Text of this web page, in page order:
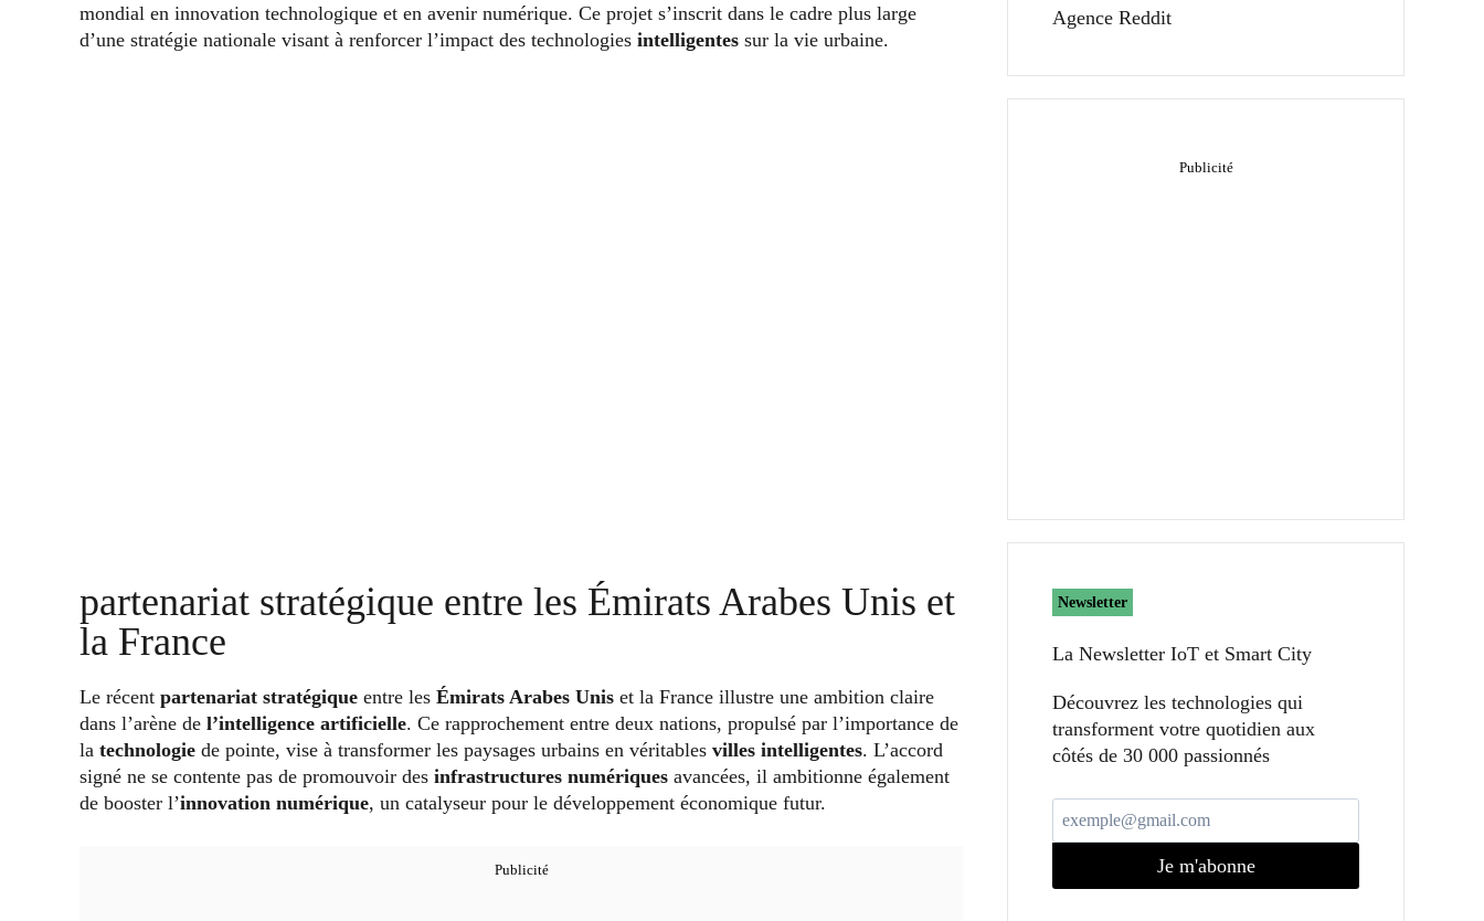
mondial en innovation technologique et en avenir numérique. Ce projet s’inscrit dans le cadre plus large
d’une stratégie nationale visant à renforcer l’impact des technologies intelligentes sur la vie urbaine.
partenariat stratégique entre les Émirats Arabes Unis et
la France
Le récent partenariat stratégique entre les Émirats Arabes Unis et la France illustre une ambition claire
dans l’arène de l’intelligence artificielle. Ce rapprochement entre deux nations, propulsé par l’importance de
la technologie de pointe, vise à transformer les paysages urbains en véritables villes intelligentes. L’accord
signé ne se contente pas de promouvoir des infrastructures numériques avancées, il ambitionne également
de booster l’innovation numérique, un catalyseur pour le développement économique futur.
Agence Reddit
Newsletter
La Newsletter IoT et Smart City​
Découvrez les technologies qui
transforment votre quotidien aux
côtés de 30 000 passionnés
Je m'abonne